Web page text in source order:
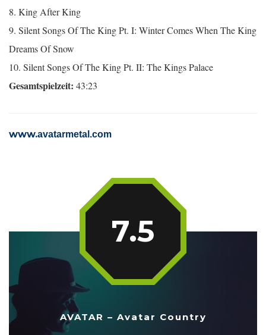
8. King After King
9. Silent Songs Of The King Pt. I: Winter Comes When The King
Dreams Of Snow
10. Silent Songs Of The King Pt. II: The Kings Palace
Gesamtspielzeit: 43:23
www.avatarmetal.com
AVATAR – Avatar Country
7.5